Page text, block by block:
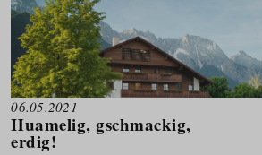
06.05.2021
Huamelig, gschmackig,
erdig!